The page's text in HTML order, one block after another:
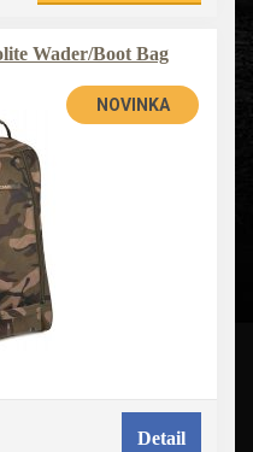
Wader/Boot Bag
NOVINKA
Detail